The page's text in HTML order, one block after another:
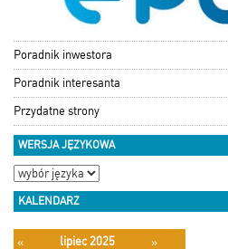
Poradnik inwestora
Poradnik interesanta
Przydatne strony
WERSJA JĘZYKOWA
KALENDARZ
« lipiec 2025 »